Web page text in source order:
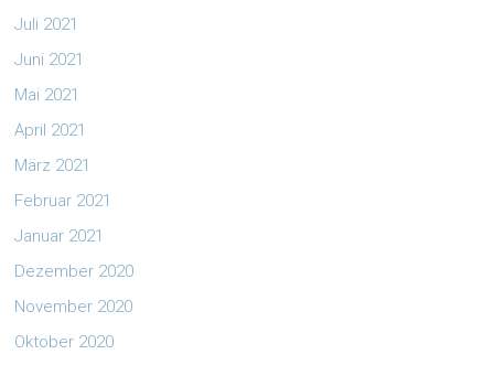
Juli 2021
Juni 2021
Mai 2021
April 2021
März 2021
Februar 2021
Januar 2021
Dezember 2020
November 2020
Oktober 2020